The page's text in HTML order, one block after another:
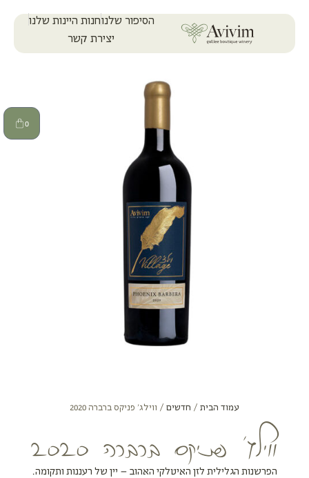
0
הסיפור שלנוחנות היינות שלנו
יצירת קשר
עמוד הבית / חדשים / ווילג׳ פניקס ברברה 2020
ווילג׳ פניקס ברברה 2020
הפרשנות הגלילית לזן האיטלקי האהוב – יין של רעננות ותקומה.